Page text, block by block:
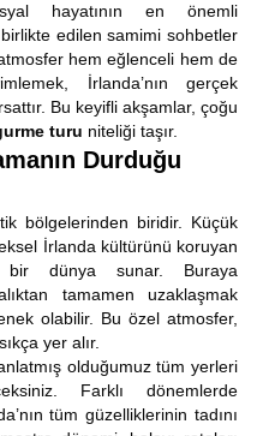
hayatının en önemli
birlikte edilen samimi sohbetler
hem eğlenceli hem de
İrlanda’nın gerçek
Bu keyifli akşamlar, çoğu
turu niteliği taşır.
Durduğu
bölgelerinden biridir. Küçük
İrlanda kültürünü koruyan
bir dünya sunar. Buraya
tamamen uzaklaşmak
olabilir. Bu özel atmosfer,
yer alır.
olduğumuz tüm yerleri
Farklı dönemlerde
tüm güzelliklerinin tadını